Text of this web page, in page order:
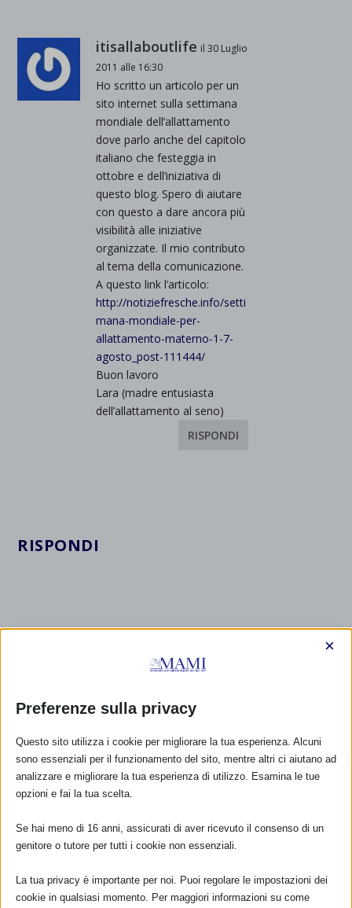
itisallaboutlife il 30 Luglio
2011 alle 16:30
Ho scritto un articolo per un
sito internet sulla settimana
mondiale dell’allattamento
dove parlo anche del capitolo
italiano che festeggia in
ottobre e dell’iniziativa di
questo blog. Spero di aiutare
con questo a dare ancora più
visibilità alle iniziative
organizzate. Il mio contributo
al tema della comunicazione.
A questo link l’articolo:
http://notiziefresche.info/setti
mana-mondiale-per-
allattamento-materno-1-7-
agosto_post-111444/
Buon lavoro
Lara (madre entusiasta
dell’allattamento al seno)
RISPONDI
RISPONDI
Preferenze sulla privacy
×
Questo sito utilizza i cookie per migliorare la tua esperienza. Alcuni
sono essenziali per il funzionamento del sito, mentre altri ci aiutano ad
analizzare e migliorare la tua esperienza di utilizzo. Esamina le tue
opzioni e fai la tua scelta.
Se hai meno di 16 anni, assicurati di aver ricevuto il consenso di un
genitore o tutore per tutti i cookie non essenziali.
La tua privacy è importante per noi. Puoi regolare le impostazioni dei
cookie in qualsiasi momento. Per maggiori informazioni su come